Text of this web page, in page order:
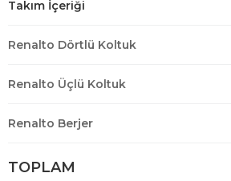
Renalto Dörtlü Koltuk
Renalto Üçlü Koltuk
Renalto Berjer
TOPLAM